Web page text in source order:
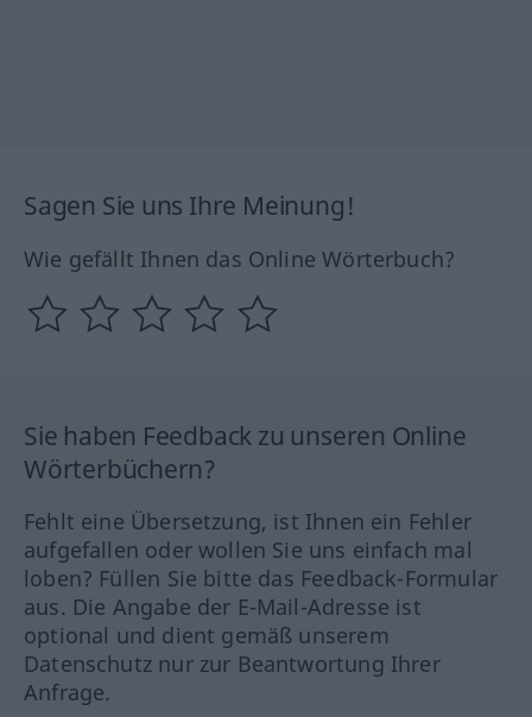
Sagen Sie uns Ihre Meinung!
Wie gefällt Ihnen das Online Wörterbuch?
Sie haben Feedback zu unseren Online
Wörterbüchern?
Fehlt eine Übersetzung, ist Ihnen ein Fehler
aufgefallen oder wollen Sie uns einfach mal
loben? Füllen Sie bitte das Feedback-Formular
aus. Die Angabe der E-Mail-Adresse ist
optional und dient gemäß unserem
Datenschutz nur zur Beantwortung Ihrer
Anfrage.